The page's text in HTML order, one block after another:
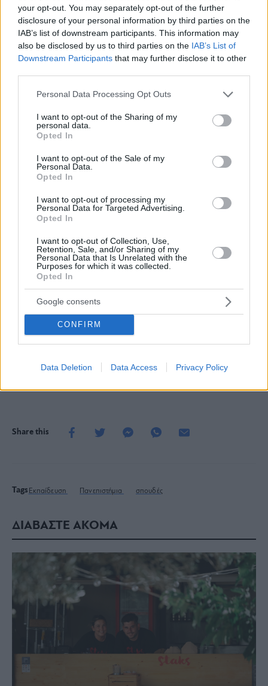
your opt-out. You may separately opt-out of the further
disclosure of your personal information by third parties on the
IAB’s list of downstream participants. This information may
also be disclosed by us to third parties on the IAB’s List of
Downstream Participants that may further disclose it to other
Please note that this website/app uses one or more Google
not limited to your visit or usage behaviour. You may click to
grant or deny consent to Google and its third-party tags to
use your data for below specified purposes in below Google
consent section.
Personal Data Processing Opt Outs
I want to opt-out of the Sharing of my
personal data.
Opted In
I want to opt-out of the Sale of my
Personal Data.
Opted In
I want to opt-out of processing my
Personal Data for Targeted Advertising.
Opted In
I want to opt-out of Collection, Use,
Retention, Sale, and/or Sharing of my
Personal Data that Is Unrelated with the
Purposes for which it was collected.
Opted In
Google consents
CONFIRM
Data Deletion Data Access Privacy Policy
είναι οι πραγματικές προοπτικές απορρόφησης.
5. Η βιασύνη και τα τεχνικά λάθη της
Η οριστικοποίηση και η τελική υποβολή του
μηχανογραφικού δεν πρέπει σε καμία περίπτωση να
αφήνονται για την τελευταία ημέρα της προθεσμίας.
υπερφορτωθούν λόγω αυξημένης κίνησης και το
λάθη στους κωδικούς ή στη λανθασμένη σειρά
αποθήκευσης των επιλογών.
Δώσε στον εαυτό σου τον χρόνο να ελέγξει τη λίστα
δύο και τρεις φορές με καθαρό μυαλό.
Αποφεύγοντας αυτές τις 5 βασικές παγίδες και
εξετάζοντας σφαιρικά όλες τις διαθέσιμες επιλογές,
η πιο σωστή αφετηρία για μια επιτυχημένη καριέρα.
Share this
Tags Εκπαίδευση Πανεπιστήμια σπουδές
ΔΙΑΒΑΣΤΕ ΑΚΟΜΑ